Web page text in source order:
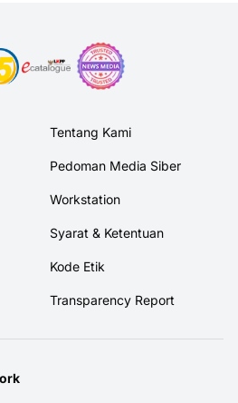
Tentang Kami
Pedoman Media Siber
Workstation
Syarat & Ketentuan
Kode Etik
Transparency Report